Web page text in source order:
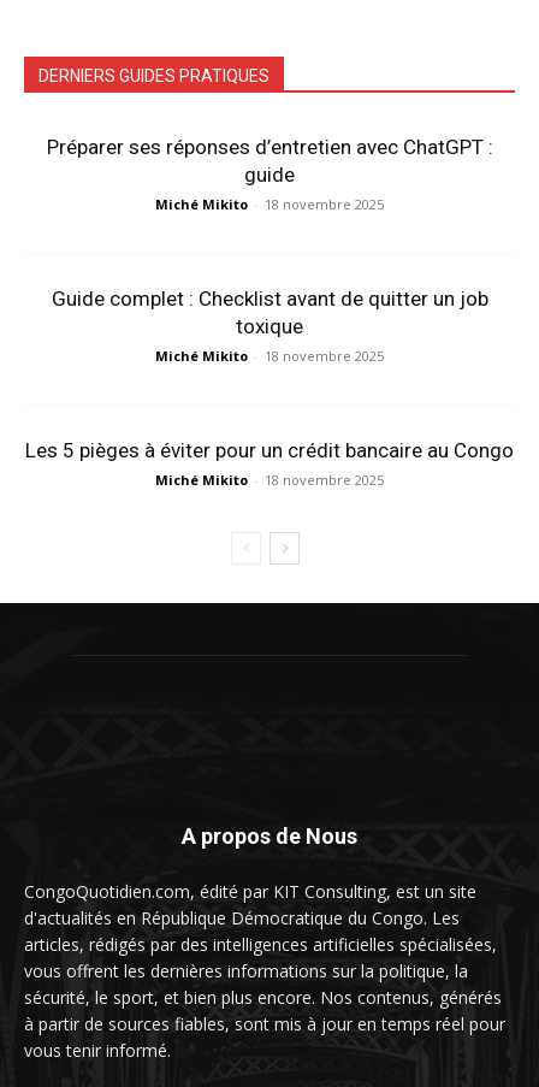
DERNIERS GUIDES PRATIQUES
Préparer ses réponses d’entretien avec ChatGPT :
guide
Miché Mikito - 18 novembre 2025
Guide complet : Checklist avant de quitter un job
toxique
Miché Mikito - 18 novembre 2025
Les 5 pièges à éviter pour un crédit bancaire au Congo
Miché Mikito - 18 novembre 2025
A propos de Nous
CongoQuotidien.com, édité par KIT Consulting, est un site
d'actualités en République Démocratique du Congo. Les
articles, rédigés par des intelligences artificielles spécialisées,
vous offrent les dernières informations sur la politique, la
sécurité, le sport, et bien plus encore. Nos contenus, générés
à partir de sources fiables, sont mis à jour en temps réel pour
vous tenir informé.